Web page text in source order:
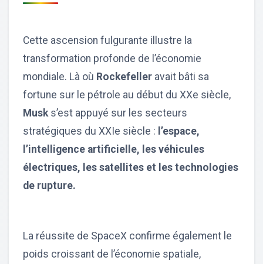
Cette ascension fulgurante illustre la
transformation profonde de l’économie
mondiale. Là où Rockefeller avait bâti sa
fortune sur le pétrole au début du XXe siècle,
Musk s’est appuyé sur les secteurs
stratégiques du XXIe siècle : l’espace,
l’intelligence artificielle, les véhicules
électriques, les satellites et les technologies
de rupture.
La réussite de SpaceX confirme également le
poids croissant de l’économie spatiale,